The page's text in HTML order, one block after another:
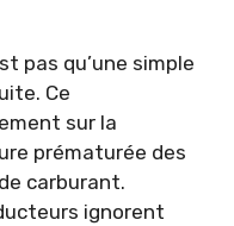
pas qu’une simple
Ce
sur la
prématurée des
carburant.
ignorent